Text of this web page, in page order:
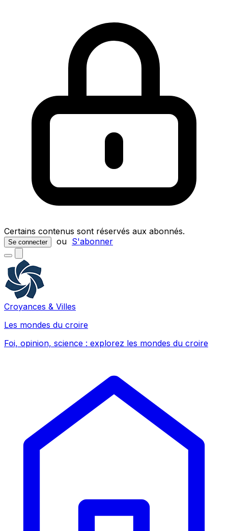
Certains contenus sont réservés aux abonnés.
Se connecter ou S'abonner
Croyances & Villes
Les mondes du croire
Foi, opinion, science : explorez les mondes du croire